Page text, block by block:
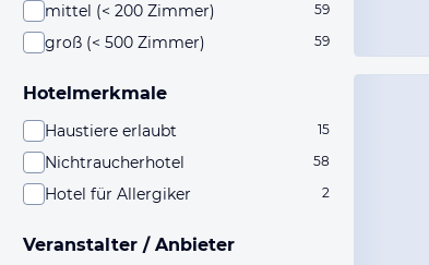
mittel (< 200 Zimmer) 59
groß (< 500 Zimmer) 59
Hotelmerkmale
Haustiere erlaubt 15
Nichtraucherhotel 58
Hotel für Allergiker 2
Veranstalter / Anbieter